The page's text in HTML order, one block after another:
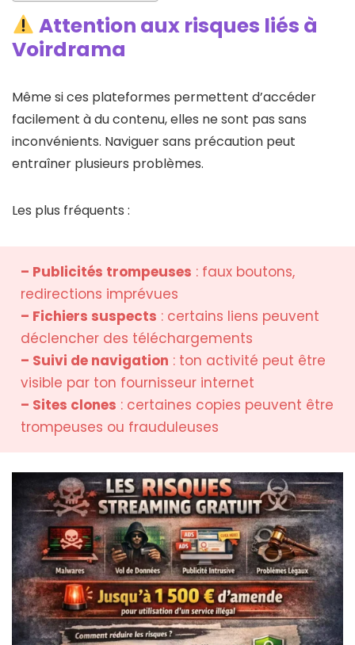
Attention aux risques liés à
Voirdrama
Même si ces plateformes permettent d’accéder
facilement à du contenu, elles ne sont pas sans
inconvénients. Naviguer sans précaution peut
entraîner plusieurs problèmes.
Les plus fréquents :
– Publicités trompeuses : faux boutons,
redirections imprévues
– Fichiers suspects : certains liens peuvent
déclencher des téléchargements
– Suivi de navigation : ton activité peut être
visible par ton fournisseur internet
– Sites clones : certaines copies peuvent être
trompeuses ou frauduleuses